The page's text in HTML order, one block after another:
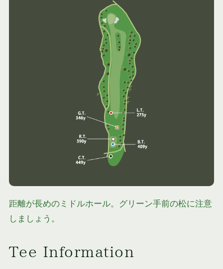
距離が長めのミドルホール。グリーン手前の松に注意
しましょう。
Tee Information